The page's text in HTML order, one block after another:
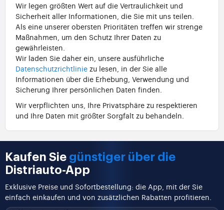
Wir legen größten Wert auf die Vertraulichkeit und
Sicherheit aller Informationen, die Sie mit uns teilen.
Als eine unserer obersten Prioritäten treffen wir strenge
Maßnahmen, um den Schutz Ihrer Daten zu
gewährleisten.
Wir laden Sie daher ein, unsere ausführliche
Datenschutzrichtlinie zu lesen, in der Sie alle
Informationen über die Erhebung, Verwendung und
Sicherung Ihrer persönlichen Daten finden.
Wir verpflichten uns, Ihre Privatsphäre zu respektieren
und Ihre Daten mit größter Sorgfalt zu behandeln.
Kaufen Sie günstiger über die
Distriauto-App
Exklusive Preise und Sofortbestellung: die App, mit der Sie
einfach einkaufen und von zusätzlichen Rabatten profitieren.